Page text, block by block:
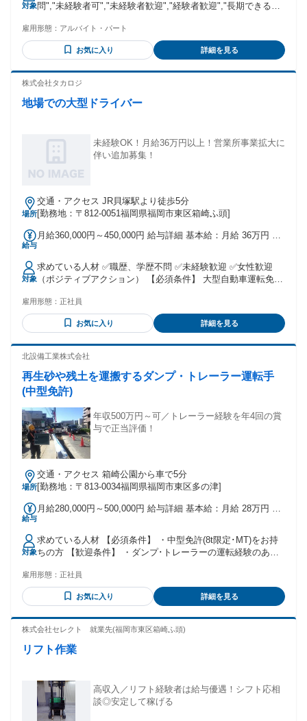
対象問","未経験者可","未経験者歓迎","経験者歓迎","長期できる
60歳） 再雇用制度：あり（65歳まで）
雇用形態： アルバイト・パート
お気に入り 詳細を見る
株式会社タカロジ
地場での大型ドライバー
未経験OK！月給36万円以上！営業所事業拡大に
伴い追加募集！
場所
交通・アクセス JR貝塚駅より徒歩5分
[勤務地：〒812-0051福岡県福岡市東区箱崎ふ頭]
給与
月給360,000円～450,000円 給与詳細 基本給：月給 36万円 〜
れる通勤・皆勤・家族手当金額：なし 全員に一律で支払われ
るその他手当金額：なし
対象
求めている人材 ✅職歴、学歴不問 ✅未経験歓迎 ✅女性歓迎
（ポジティブアクション） 【必須条件】 大型自動車運転免許
雇用形態： 正社員
お気に入り 詳細を見る
北設備工業株式会社
再生砂や残土を運搬するダンプ・トレーラー運転手
(中型免許)
年収500万円～可／トレーラー経験を年4回の賞
与で正当評価！
場所
交通・アクセス 箱崎公園から車で5分
[勤務地：〒813-0034福岡県福岡市東区多の津]
給与
月給280,000円～500,000円 給与詳細 基本給：月給 28万円 〜
れる通勤・皆勤・家族手当金額：なし 全員に一律で支払われ
るその他手当金額：なし ◆賞与年3～4回(業績による) ◆昇給
(業績による)
対象
求めている人材 【必須条件】 ・中型免許(8t限定･MT)をお持
ちの方 【歓迎条件】 ・ダンプ･トレーラーの運転経験のある
両系建設機械(整地･運搬･積込･掘削)運転技能者の方
雇用形態： 正社員
お気に入り 詳細を見る
株式会社セレクト 就業先(福岡市東区箱崎ふ頭)
リフト作業
高収入／リフト経験者は給与優遇！シフト応相
談◎安定して稼げる